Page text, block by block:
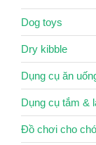
Dog toys
Dry kibble
Dụng cụ ăn
Dụng cụ tắm &
Đồ chơi cho chó